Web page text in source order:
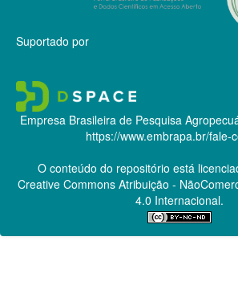
Suportado por
Empresa Brasileira de Pesquisa
https://www.embrapa.br/fale-
O conteúdo do repositório está
Creative CommonsAtribuição -
4.0 Internacional.